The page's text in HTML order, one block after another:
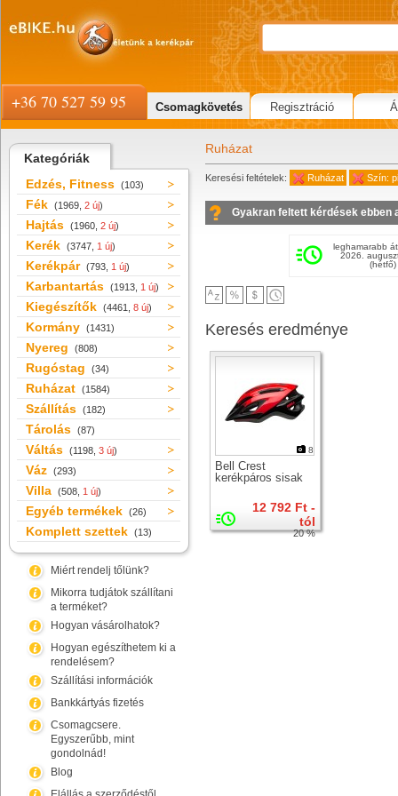
Kategóriák
Edzés, Fitness (103)
Fék (1969, 2 új)
Hajtás (1960, 2 új)
Kerék (3747, 1 új)
Kerékpár (793, 1 új)
Karbantartás (1913, 1 új)
Kiegészítők (4461, 8 új)
Kormány (1431)
Nyereg (808)
Rugóstag (34)
Ruházat (1584)
Szállítás (182)
Tárolás (87)
Váltás (1198, 3 új)
Váz (293)
Villa (508, 1 új)
Egyéb termékek (26)
Komplett szettek (13)
Miért rendelj tőlünk?
Mikorra tudjátok szállítani
a terméket?
Hogyan vásárolhatok?
Hogyan egészíthetem ki a
rendelésem?
Szállítási információk
Bankkártyás fizetés
Csomagcsere.
Egyszerűbb, mint
gondolnád!
Blog
Ruházat
Keresési feltételek: Ruházat Szín:
Gyakran feltett kérdések ebben
leghamarabb
2026.
(hétfő)
Keresés eredménye
8
Bell Crest
kerékpáros sisak
12 792 Ft -
tól
20 %
+36 70 527 59 95 Csomagkövetés Regisztráció